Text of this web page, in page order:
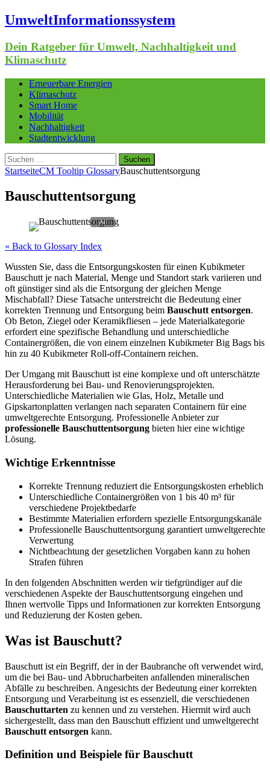
UmweltInformationssystem
Dein Ratgeber für Umwelt, Nachhaltigkeit und
Klimaschutz
Erneuerbare Energien
Klimaschutz
Smart Home
Mobilität
Nachhaltigkeit
Stadtentwicklung
Suchen
nach:
StartseiteCM Tooltip GlossaryBauschuttentsorgung
Bauschuttentsorgung
« Back to Glossary Index
Wussten Sie, dass die Entsorgungskosten für einen Kubikmeter
Bauschutt je nach Material, Menge und Standort stark variieren und
oft günstiger sind als die Entsorgung der gleichen Menge
Mischabfall? Diese Tatsache unterstreicht die Bedeutung einer
korrekten Trennung und Entsorgung beim Bauschutt entsorgen.
Ob Beton, Ziegel oder Keramikfliesen – jede Materialkategorie
erfordert eine spezifische Behandlung und unterschiedliche
Containergrößen, die von einem einzelnen Kubikmeter Big Bags bis
hin zu 40 Kubikmeter Roll-off-Containern reichen.
Der Umgang mit Bauschutt ist eine komplexe und oft unterschätzte
Herausforderung bei Bau- und Renovierungsprojekten.
Unterschiedliche Materialien wie Glas, Holz, Metalle und
Gipskartonplatten verlangen nach separaten Containern für eine
umweltgerechte Entsorgung. Professionelle Anbieter zur
professionelle Bauschuttentsorgung bieten hier eine wichtige
Lösung.
Wichtige Erkenntnisse
Korrekte Trennung reduziert die Entsorgungskosten erheblich
Unterschiedliche Containergrößen von 1 bis 40 m³ für
verschiedene Projektbedarfe
Bestimmte Materialien erfordern spezielle Entsorgungskanäle
Professionelle Bauschuttentsorgung garantiert umweltgerechte
Verwertung
Nichtbeachtung der gesetzlichen Vorgaben kann zu hohen
Strafen führen
In den folgenden Abschnitten werden wir tiefgründiger auf die
verschiedenen Aspekte der Bauschuttentsorgung eingehen und
Ihnen wertvolle Tipps und Informationen zur korrekten Entsorgung
und Reduzierung der Kosten geben.
Was ist Bauschutt?
Bauschutt ist ein Begriff, der in der Baubranche oft verwendet wird,
um die bei Bau- und Abbrucharbeiten anfallenden mineralischen
Abfälle zu beschreiben. Angesichts der Bedeutung einer korrekten
Entsorgung und Verarbeitung ist es essenziell, die verschiedenen
Bauschuttarten zu kennen und zu verstehen. Hiermit wird auch
sichergestellt, dass man den Bauschutt effizient und umweltgerecht
Bauschutt entsorgen kann.
Definition und Beispiele für Bauschutt